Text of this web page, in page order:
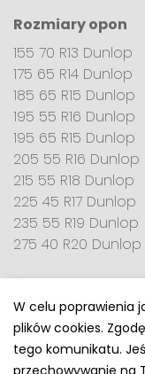
Rozmiary opon
155 70 R13 Dunlop
175 65 R14 Dunlop
185 65 R15 Dunlop
195 55 R16 Dunlop
195 65 R15 Dunlop
205 55 R16 Dunlop
215 55 R18 Dunlop
225 45 R17 Dunlop
235 55 R19 Dunlop
275 40 R20 Dunlop
Polityka
W celu poprawienia
plików cookies.
tego komunikatu.
przechowywanie na